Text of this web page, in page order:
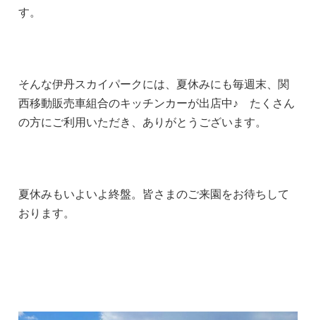
す。
そんな伊丹スカイパークには、夏休みにも毎週末、関
西移動販売車組合のキッチンカーが出店中♪ たくさん
の方にご利用いただき、ありがとうございます。
夏休みもいよいよ終盤。皆さまのご来園をお待ちして
おります。